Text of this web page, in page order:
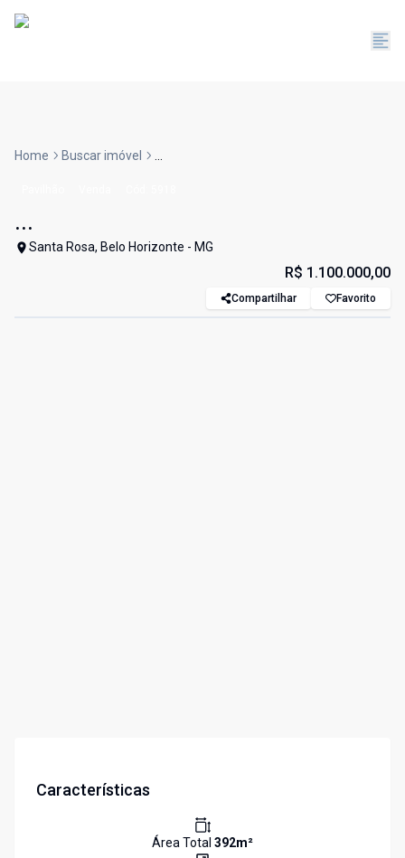
Home Buscar imóvel ...
...
Santa Rosa, Belo Horizonte - MG
R$ 1.100.000,00
Compartilhar Favorito
Características
Área Total 392m²